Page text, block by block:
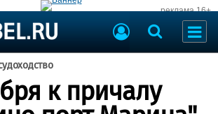
реклама 16+
к причалу